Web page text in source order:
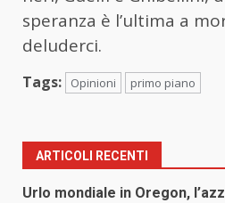
speranza è l’ultima a
deluderci.
Tags: Opinioni primo piano
ARTICOLI RECENTI
Urlo mondiale in Oregon,